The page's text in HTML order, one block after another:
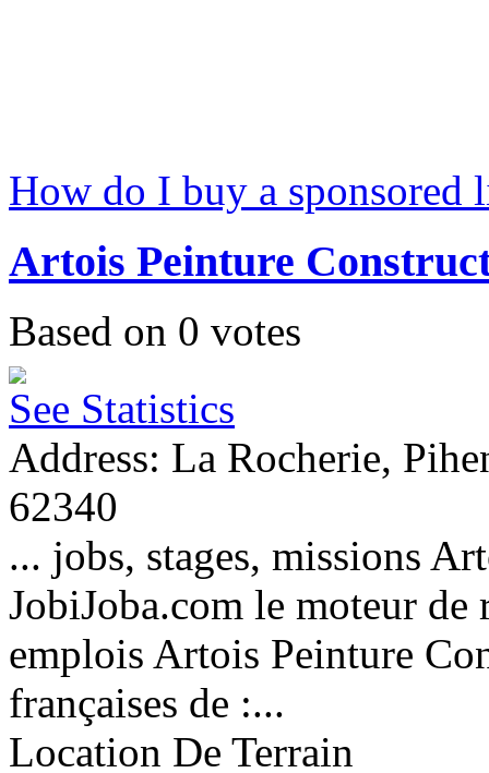
How do I buy a sponsored
Artois Peinture
Based on 0 votes
See Statistics
Address: La Rocherie,
62340
... jobs, stages, missions
JobiJoba.com le moteur de
emplois Artois Peinture
françaises de :...
Location De Terrain